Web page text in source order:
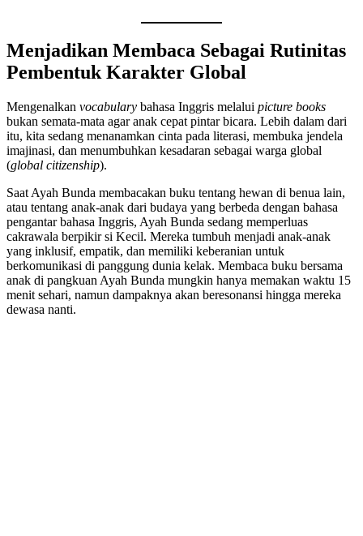
Menjadikan Membaca Sebagai Rutinitas
Pembentuk Karakter Global
Mengenalkan vocabulary bahasa Inggris melalui picture books
bukan semata-mata agar anak cepat pintar bicara. Lebih dalam dari
itu, kita sedang menanamkan cinta pada literasi, membuka jendela
imajinasi, dan menumbuhkan kesadaran sebagai warga global
(global citizenship).
Saat Ayah Bunda membacakan buku tentang hewan di benua lain,
atau tentang anak-anak dari budaya yang berbeda dengan bahasa
pengantar bahasa Inggris, Ayah Bunda sedang memperluas
cakrawala berpikir si Kecil. Mereka tumbuh menjadi anak-anak
yang inklusif, empatik, dan memiliki keberanian untuk
berkomunikasi di panggung dunia kelak. Membaca buku bersama
anak di pangkuan Ayah Bunda mungkin hanya memakan waktu 15
menit sehari, namun dampaknya akan beresonansi hingga mereka
dewasa nanti.